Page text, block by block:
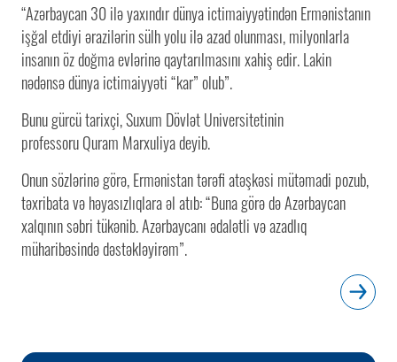
“Azərbaycan 30 ilə yaxındır dünya ictimaiyyətindən Ermənistanın
işğal etdiyi ərazilərin sülh yolu ilə azad olunması, milyonlarla
insanın öz doğma evlərinə qaytarılmasını xahiş edir. Lakin
nədənsə dünya ictimaiyyəti “kar” olub”.
Bunu gürcü tarixçi, Suxum Dövlət Universitetinin
professoru Quram Marxuliya deyib.
Onun sözlərinə görə, Ermənistan tərəfi atəşkəsi mütəmadi pozub,
təxribata və həyasızlıqlara əl atıb: “Buna görə də Azərbaycan
xalqının səbri tükənib. Azərbaycanı ədalətli və azadlıq
müharibəsində dəstəkləyirəm”.